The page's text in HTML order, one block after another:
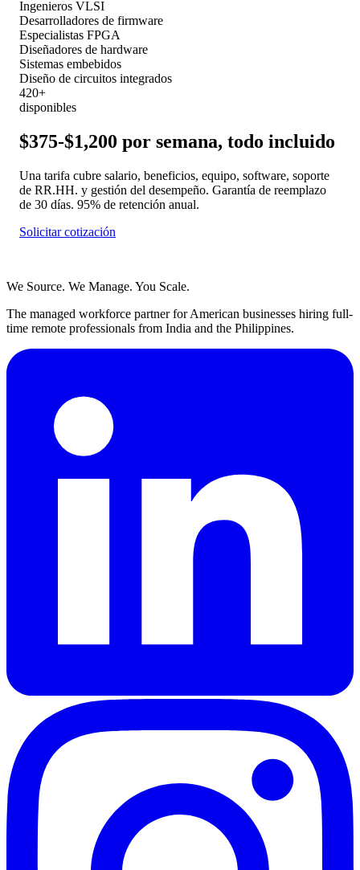
Ingenieros VLSI
Desarrolladores de firmware
Especialistas FPGA
Diseñadores de hardware
Sistemas embebidos
Diseño de circuitos integrados
420+
disponibles
$375-$1,200 por semana, todo incluido
Una tarifa cubre salario, beneficios, equipo, software, soporte
de RR.HH. y gestión del desempeño. Garantía de reemplazo
de 30 días. 95% de retención anual.
Solicitar cotización
We Source. We Manage. You Scale.
The managed workforce partner for American businesses hiring full-
time remote professionals from India and the Philippines.